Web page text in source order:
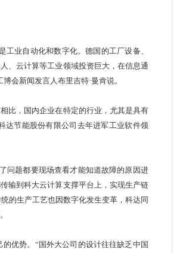
。
工业自动化和数字化。德国的工厂设备、
、云计算等工业领域投资巨大，在信息通
博会新闻发言人布里吉特·曼肯说。
，国内企业在特定的行业，尤其是具有
达节能股份有限公司去年进军工业软件领
题都要现场查看才能知道故障的原因进
输到科大云计算支撑平台上，实现生产链
的生产工艺也因数字化发生变革，科达同
印。
优势。“国外大公司的设计往往缺乏中国